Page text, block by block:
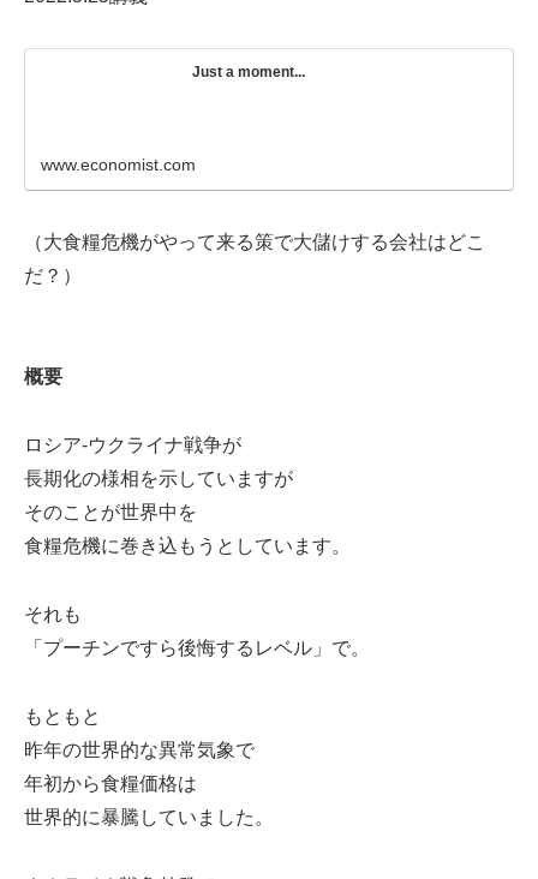
Just a moment...
www.economist.com
（大食糧危機がやって来る策で大儲けする会社はどこ
だ？）
概要
ロシア-ウクライナ戦争が
長期化の様相を示していますが
そのことが世界中を
食糧危機に巻き込もうとしています。
それも
「プーチンですら後悔するレベル」で。
もともと
昨年の世界的な異常気象で
年初から食糧価格は
世界的に暴騰していました。